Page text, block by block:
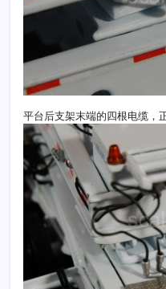
平台后支架末端的四根电缆，